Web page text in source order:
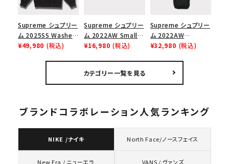
Supreme シュプリー
ム 2025SS Washed
Box Logo
¥49,980 (税込)
Supreme シュプリー
ム 2022AW Small
Waist Bag スモール
¥16,980 (税込)
Supreme シュプリー
ム 2022AW
Shoulder Bag ショ
¥32,980 (税込)
カテゴリー一覧を見る
ブランドコラボレーション人気ランキング
NIKE /ナイキ North Face/ノースフェイス
New Era / ニューエラ VANS / ヴァンズ